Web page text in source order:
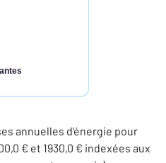
annuelles d'énergie pour
€ et 1930,0 € indexées aux